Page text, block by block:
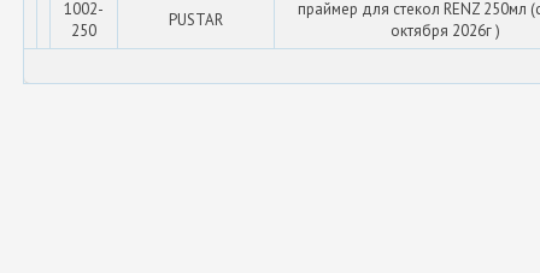
1002-
250
PUSTAR
праймер для стекол RENZ 250мл
октября 2026г )